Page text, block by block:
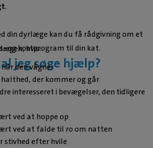
.
din dyrlæge kan du få rådgivning om et
og kostprogram til din kat.
jeg søge hjælp?
hvis:
den vågner
der kommer og går
interesseret i bevægelser, den tidligere
ved at hoppe op
ved at falde til ro om natten
stivhed efter hvile